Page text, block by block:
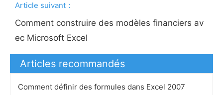
Article suivant：
Comment construire des modèles financiers av
ec Microsoft Excel
Articles recommandés
Comment définir des formules dans Excel 2007